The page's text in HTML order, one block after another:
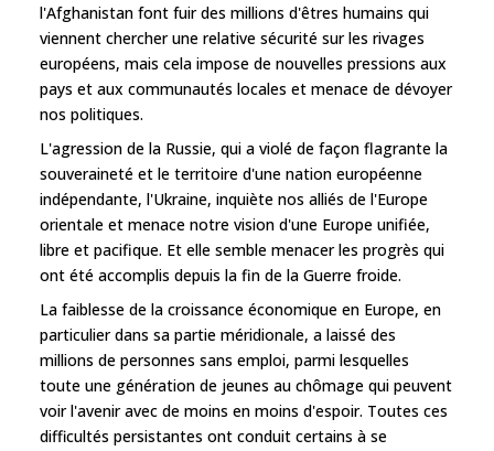
l'Afghanistan font fuir des millions d'êtres humains qui
viennent chercher une relative sécurité sur les rivages
européens, mais cela impose de nouvelles pressions aux
pays et aux communautés locales et menace de dévoyer
nos politiques.
L'agression de la Russie, qui a violé de façon flagrante la
souveraineté et le territoire d'une nation européenne
indépendante, l'Ukraine, inquiète nos alliés de l'Europe
orientale et menace notre vision d'une Europe unifiée,
libre et pacifique. Et elle semble menacer les progrès qui
ont été accomplis depuis la fin de la Guerre froide.
La faiblesse de la croissance économique en Europe, en
particulier dans sa partie méridionale, a laissé des
millions de personnes sans emploi, parmi lesquelles
toute une génération de jeunes au chômage qui peuvent
voir l'avenir avec de moins en moins d'espoir. Toutes ces
difficultés persistantes ont conduit certains à se